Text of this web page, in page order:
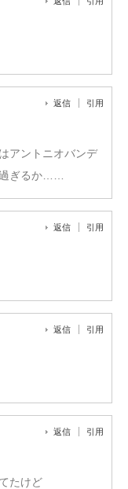
返信 引用
アントニオバンデ
ぎるか……
返信 引用
返信 引用
返信 引用
たけど